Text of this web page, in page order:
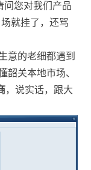
问您对我们产品
就挂了，还骂
意的老细都遇到
韶关本地市场、
，说实话，跟大